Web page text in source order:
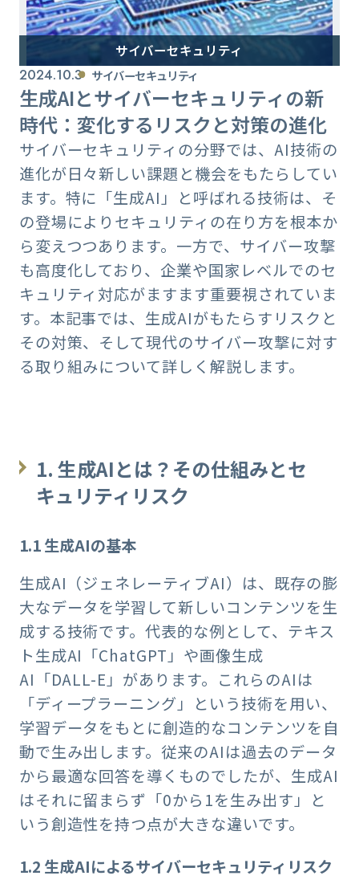
サイバーセキュリティ
2024.10.3 サイバーセキュリティ
生成AIとサイバーセキュリティの新
時代：変化するリスクと対策の進化
サイバーセキュリティの分野では、AI技術の
進化が日々新しい課題と機会をもたらしてい
ます。特に「生成AI」と呼ばれる技術は、そ
の登場によりセキュリティの在り方を根本か
ら変えつつあります。一方で、サイバー攻撃
も高度化しており、企業や国家レベルでのセ
キュリティ対応がますます重要視されていま
す。本記事では、生成AIがもたらすリスクと
その対策、そして現代のサイバー攻撃に対す
る取り組みについて詳しく解説します。
1. 生成AIとは？その仕組みとセ
キュリティリスク
1.1 生成AIの基本
生成AI（ジェネレーティブAI）は、既存の膨
大なデータを学習して新しいコンテンツを生
成する技術です。代表的な例として、テキス
ト生成AI「ChatGPT」や画像生成
AI「DALL-E」があります。これらのAIは
「ディープラーニング」という技術を用い、
学習データをもとに創造的なコンテンツを自
動で生み出します。従来のAIは過去のデータ
から最適な回答を導くものでしたが、生成AI
はそれに留まらず「0から1を生み出す」と
いう創造性を持つ点が大きな違いです。
1.2 生成AIによるサイバーセキュリティリスク